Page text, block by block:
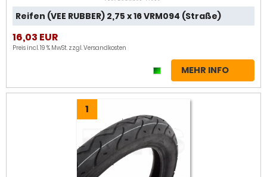
Reifen (VEE RUBBER) 2,75 x 16 VRM094 (Straße)
16,03 EUR
Preis incl. 19 % MwSt. zzgl.Versandkosten
MEHR INFO
1